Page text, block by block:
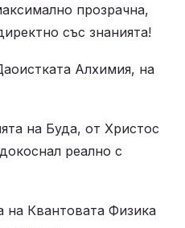
прозрачна,
със знанията!
Алхимия, на
на Буда, от Христос
реално с
на Квантовата Физика